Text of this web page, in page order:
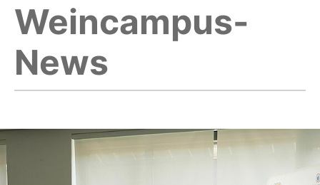
Weincampus-
News
lesen